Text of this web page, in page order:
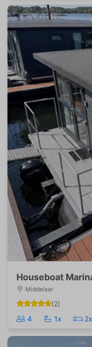
Houseboat
Middelaar
(2)
4
1x 2x